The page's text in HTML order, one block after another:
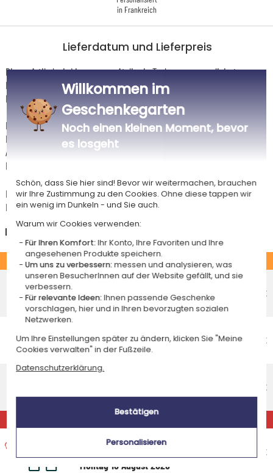
in Frankreich
Lieferdatum und Lieferpreis
Dieser Artikel wird in unserem Atelier in Toulouse personalisiert.
Er ist für das Angebot "Versandkostenfrei ab 85 € Warenwert" mit der
Hermes-Standardlieferung berechtigt.
Für jede Bestellung unter 85 € gelten die unten aufgeführten
Lieferkosten für den Kauf dieses Artikels.
Artikel, die in unserem Atelier personalisiert werden (etwa 95% unserer
Produkte), sind mit dem Logo
Das Voraussichtliche Lieferdatum ist nur bei einer Zahlung per PayPal,
Kreditkarte oder Sofortüberweisung gültig.
Deutschland
STANDARD
Economy-Versand an einen Paketshop
Voraussichtliches Lieferdatum
Donnerstag 13 August 2026
4,95 €
Voraussichtliches Lieferdatum
Montag 17 August 2026
4,95 €
Standardlieferung nach Hause
Dienstag 11 August 2026
8,95 €
EXPRESS
Expresslieferung nach Hause
Montag 10 August 2026
14,95 €
Willkommen im
Geschenkegarten
Noch einen kleinen Moment, bevor
es losgeht
Schön, dass Sie hier sind! Bevor wir weitermachen, brauchen
wir Ihre Zustimmung zu den Cookies. Ohne diese tappen wir
ein wenig im Dunkeln - und Sie auch.
Warum wir Cookies verwenden:
Für Ihren Komfort:Ihr Konto, Ihre Favoriten und Ihre
angesehenen Produkte speichern.
Um uns zu verbessern:messen und analysieren, was
unseren BesucherInnen auf der Website gefällt, und sie
verbessern.
Für relevante Ideen:Ihnen passende Geschenke
vorschlagen, hier und in Ihren bevorzugten sozialen
Netzwerken.
Um Ihre Einstellungen später zu ändern, klicken Sie "Meine
Cookies verwalten" in der Fußzeile.
Datenschutzerklärung.
Bestätigen
Personalisieren